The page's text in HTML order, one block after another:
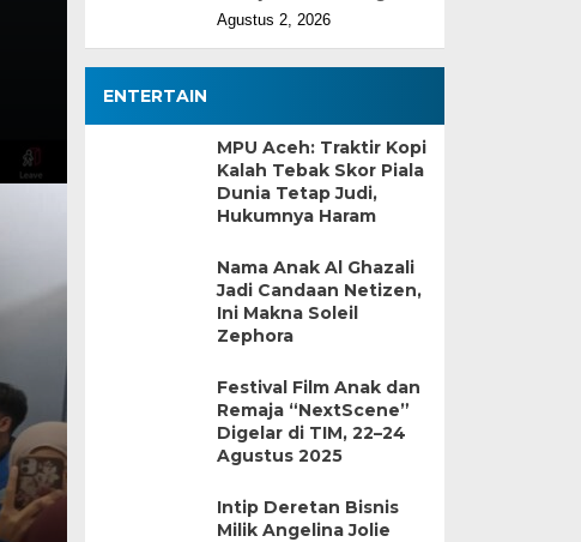
Agustus 2, 2026
ENTERTAIN
MPU Aceh: Traktir Kopi
Kalah Tebak Skor Piala
Dunia Tetap Judi,
Hukumnya Haram
Nama Anak Al Ghazali
Jadi Candaan Netizen,
Ini Makna Soleil
Zephora
Festival Film Anak dan
Remaja “NextScene”
Digelar di TIM, 22–24
Agustus 2025
Intip Deretan Bisnis
Milik Angelina Jolie